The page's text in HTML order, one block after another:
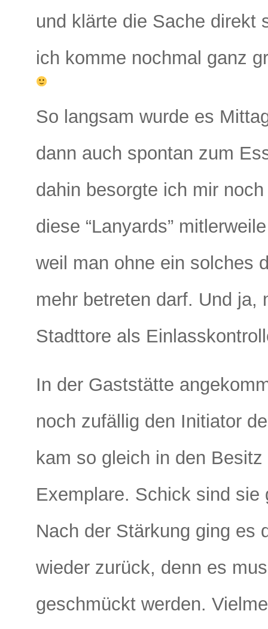
und klärte die Sache direkt
ich komme nochmal ganz
So langsam wurde es
dann auch spontan zum
dahin besorgte ich mir
diese “Lanyards”
weil man ohne ein solches
mehr betreten darf. Und ja,
Stadttore als
In der Gaststätte
noch zufällig den Initiator
kam so gleich in den
Exemplare. Schick sind
Nach der Stärkung ging es
wieder zurück, denn es
geschmückt werden.